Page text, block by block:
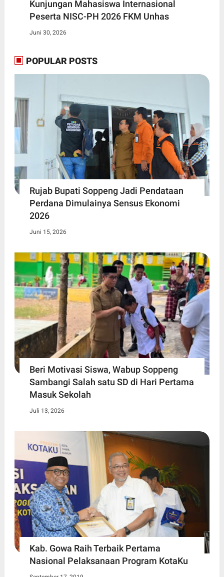
Kunjungan Mahasiswa Internasional
Peserta NISC-PH 2026 FKM Unhas
Juni 30, 2026
POPULAR POSTS
Rujab Bupati Soppeng Jadi Pendataan
Perdana Dimulainya Sensus Ekonomi
2026
Juni 15, 2026
Beri Motivasi Siswa, Wabup Soppeng
Sambangi Salah satu SD di Hari Pertama
Masuk Sekolah
Juli 13, 2026
Kab. Gowa Raih Terbaik Pertama
Nasional Pelaksanaan Program KotaKu